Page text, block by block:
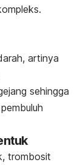
artinya
sehingga
trombosit